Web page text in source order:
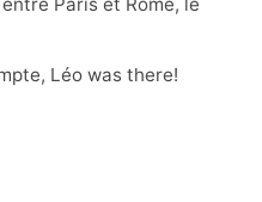
Léo was there!